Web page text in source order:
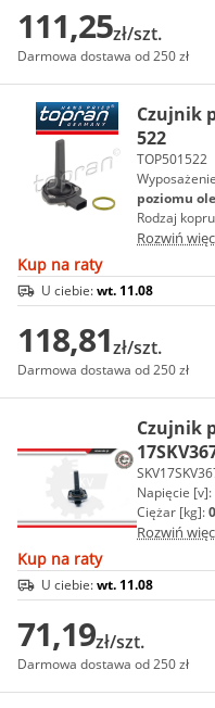
111,25zł/szt.
Darmowa dostawa od 250 zł
Czujnik
522
TOP501522
poziomu
Rodzaj
Rozwiń
Kup na raty
U ciebie:wt. 11.08
118,81zł/szt.
Darmowa dostawa od 250 zł
Czujnik
Napięcie [v]:
Ciężar [kg]:
Rozwiń
Kup na raty
U ciebie:wt. 11.08
71,19zł/szt.
Darmowa dostawa od 250 zł